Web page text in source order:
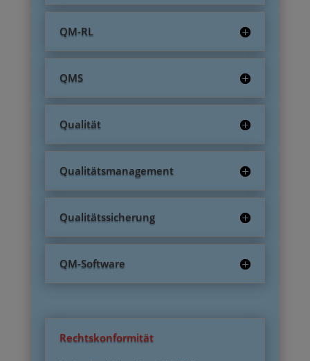
QM-RL
QMS
Qualität
Qualitätsmanagement
Qualitätssicherung
QM-Software
Rechtskonformität